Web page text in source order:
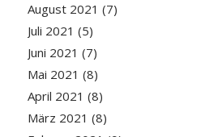
August 2021 (7)
Juli 2021 (5)
Juni 2021 (7)
Mai 2021 (8)
April 2021 (8)
März 2021 (8)